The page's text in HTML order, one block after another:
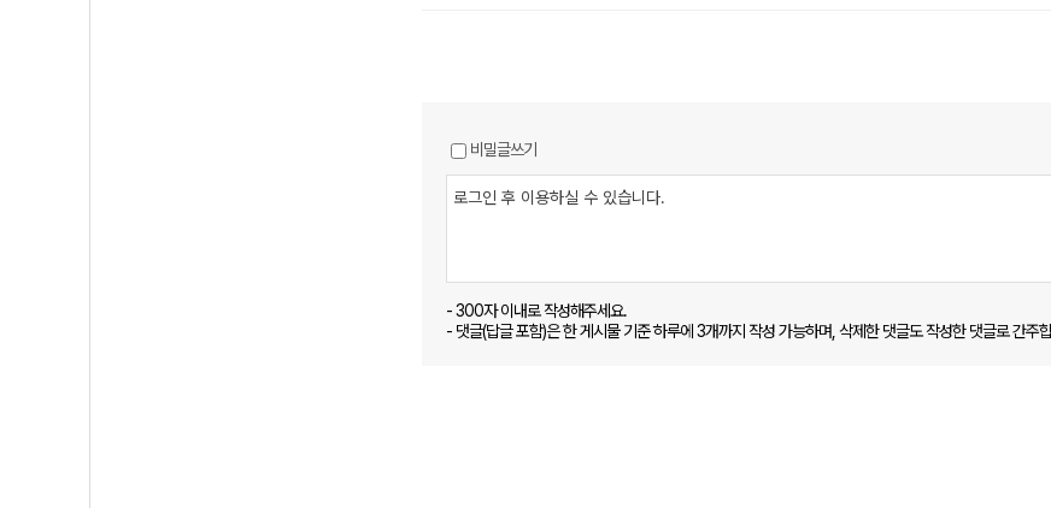
비밀글쓰기
- 300자 이내로 작성해주세요.
- 댓글(답글 포함)은 한 게시물 기준 하루에 3개까지 작성 가능하며, 삭제한 댓글도 작성한 댓글로 간주